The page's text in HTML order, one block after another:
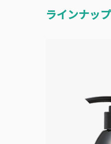
ラインナップ